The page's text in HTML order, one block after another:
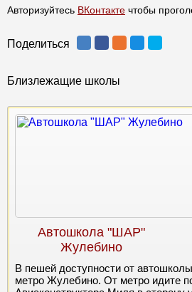
Авторизуйтесь ВКонтакте чтобы
Поделиться
Близлежащие школы
Автошкола "ШАР"
Жулебино
В пешей доступности от
метро Жулебино. От метро идите